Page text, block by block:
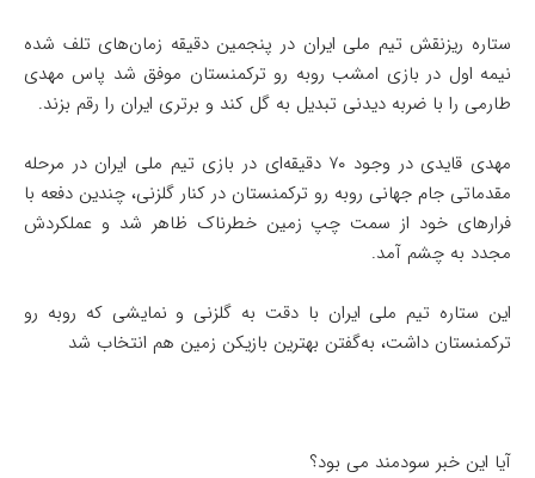
ستاره ریزنقش تیم ملی ایران در پنجمین دقیقه زمان‌های تلف شده
نیمه اول در بازی امشب روبه رو ترکمنستان موفق شد پاس مهدی
طارمی را با ضربه دیدنی تبدیل به گل کند و برتری ایران را رقم بزند.
مهدی قایدی در وجود ۷۰ دقیقه‌ای در بازی تیم ملی ایران در مرحله
مقدماتی جام جهانی روبه رو ترکمنستان در کنار گلزنی، چندین دفعه با
فرارهای خود از سمت چپ زمین خطرناک ظاهر شد و عملکردش
مجدد به چشم آمد.
این ستاره تیم ملی ایران با دقت به گلزنی و نمایشی که روبه رو
ترکمنستان داشت، به‌گفتن بهترین بازیکن زمین هم انتخاب شد
آیا این خبر سودمند می بود؟